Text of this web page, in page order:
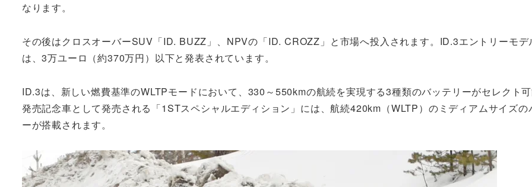
なります。
その後はクロスオーバーSUV「ID. BUZZ」、NPVの「ID. CROZZ」と市場へ投入されます。ID.3エントリーモデ
は、3万ユーロ（約370万円）以下と発表されています。
ID.3は、新しい燃費基準のWLTPモードにおいて、330～550kmの航続を実現する3種類のバッテリーがセレクト可
発売記念車として発売される「1STスペシャルエディション」には、航続420km（WLTP）のミディアムサイズの
ーが搭載されます。